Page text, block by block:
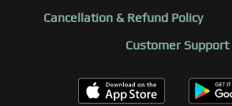
Cancellation & Refund Policy
Customer Support